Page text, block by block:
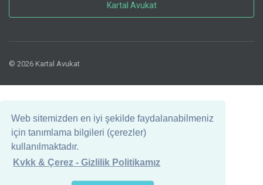
Web sitemizden en iyi şekilde faydalanabilmeniz
için tanımlama bilgileri (çerezler)
kullanılmaktadır.
Kvkk & Çerez - Gizlilik Politikamız
Kartal Avukat
© 2026 Kartal Avukat